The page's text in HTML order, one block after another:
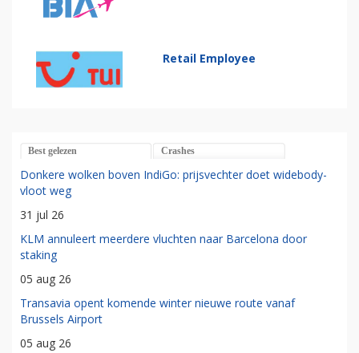
Retail Employee
Best gelezen Crashes
Donkere wolken boven IndiGo: prijsvechter doet widebody-
vloot weg
31 jul 26
KLM annuleert meerdere vluchten naar Barcelona door
staking
05 aug 26
Transavia opent komende winter nieuwe route vanaf
Brussels Airport
05 aug 26